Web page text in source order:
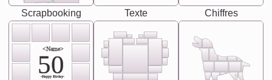
Scrapbooking Texte Chiffres
<Name>
50
-Happy Birday-